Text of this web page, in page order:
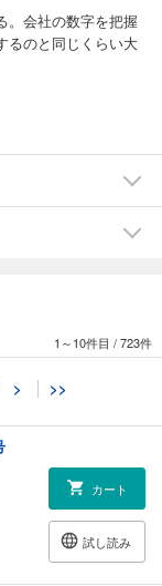
。会社の数字を把握
るのと同じくらい大
1～10件目 /723件
> >>
カート
試し読み